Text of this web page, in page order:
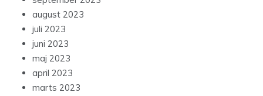
august 2023
juli 2023
juni 2023
maj 2023
april 2023
marts 2023